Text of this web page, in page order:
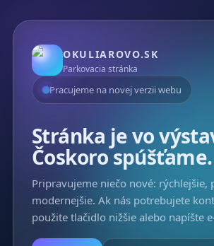
OKULIAROVO.SK
Parkovacia stránka
Pracujeme na novej verzii webu
Stránka je vo
Čoskoro spúšťame.
Pripravujeme niečo nové: rýchlejšie,
modernejšie. Ak nás potrebujete
použite tlačidlo nižšie alebo napíšte